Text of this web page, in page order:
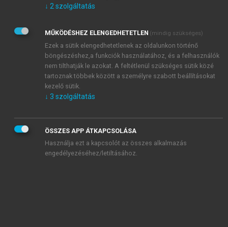
Kérek értesítést az Akadémiai Kiadó Zrt. újdonságairól,
Adatkezelési tájékoztatóbanfoglaltakat tudomásul
veszem és elfogadom.
Általános vásárlási feltételeket, valamint a szotar.netés a
mersz.huoldalak licencszerződéseiben foglaltakat
tudomásul veszem és elfogadom.
KIPRÓBÁLOM
↓ 2 szolgáltatás
MŰKÖDÉSHEZ ELENGEDHETETLEN (mindig szükséges)
Ezek a sütik elengedhetetlenek az oldalunkon történő
böngészéshez,a funkciók használatához, és a felhasználók
nem tilthatják le azokat. A feltétlenül szükséges sütik közé
tartoznak többek között a személyre szabott beállításokat
kezelő sütik.
↓ 3 szolgáltatás
ÖSSZES APP ÁTKAPCSOLÁSA
Használja ezt a kapcsolót az összes alkalmazás
engedélyezéséhez/letiltásához.